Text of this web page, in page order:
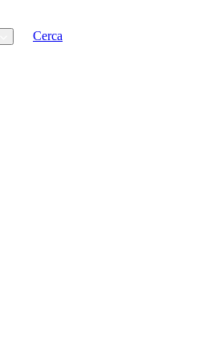
Cerca